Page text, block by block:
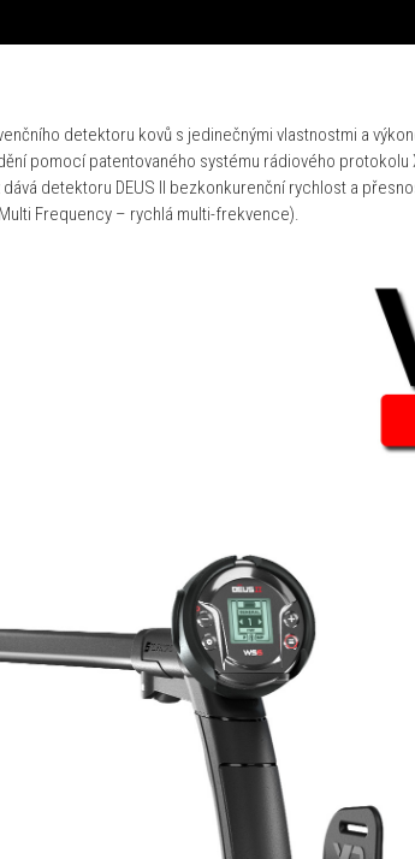
detektoru kovů s jedinečnými vlastnostmi a
pomocí patentovaného systému rádiového protokolu
detektoru DEUS II bezkonkurenční rychlost a
Frequency – rychlá multi-frekvence).